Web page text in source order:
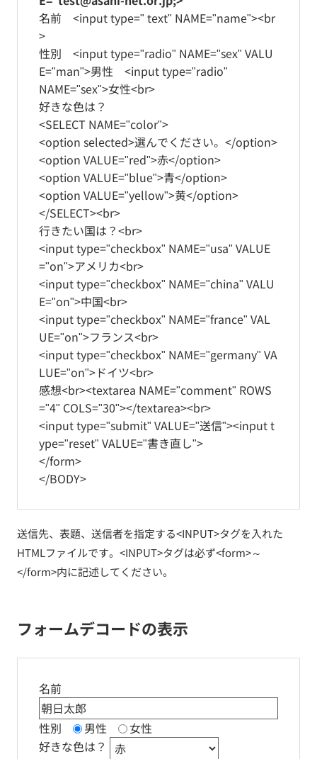
名前 <input type=" text" NAME="name"><br
>
性別 <input type="radio" NAME="sex" VALU
E="man">男性 <input type="radio"
NAME="sex">女性<br>
好きな色は？
<SELECT NAME="color">
<option selected>選んでください。</option>
<option VALUE="red">赤</option>
<option VALUE="blue">青</option>
<option VALUE="yellow">黄</option>
</SELECT><br>
行きたい国は？<br>
<input type="checkbox" NAME="usa" VALUE
="on">アメリカ<br>
<input type="checkbox" NAME="china" VALU
E="on">中国<br>
<input type="checkbox" NAME="france" VAL
UE="on">フランス<br>
<input type="checkbox" NAME="germany" VA
LUE="on">ドイツ<br>
感想<br><textarea NAME="comment" ROWS
="4" COLS="30"></textarea><br>
<input type="submit" VALUE="送信"><input t
ype="reset" VALUE="書き直し">
</form>
</BODY>
送信先、表題、送信者を指定する<INPUT>タグを入れた
HTMLファイルです。<INPUT>タグは必ず<form>～
</form>内に記述してください。
フォームデコードの表示
名前
性別 男性
女性
好きな色は？